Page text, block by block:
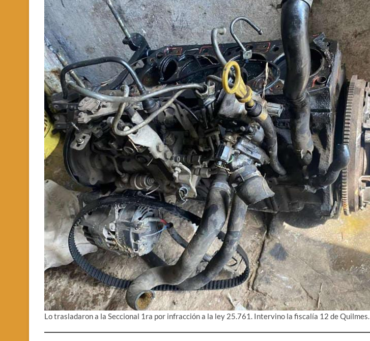
Lo trasladaron a la Seccional 1ra por infracción a la ley 25.761. Intervino la fiscalía 12 de Quilmes.